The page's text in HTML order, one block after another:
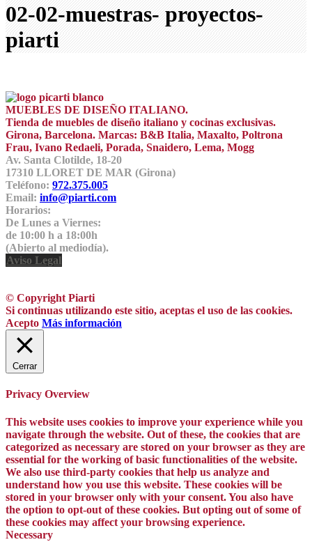
02-02-muestras- proyectos-
piarti
MUEBLES DE DISEÑO ITALIANO.
Tienda de muebles de diseño italiano y cocinas exclusivas.
Girona, Barcelona. Marcas: B&B Italia, Maxalto, Poltrona
Frau, Ivano Redaeli, Porada, Snaidero, Lema, Mogg
Av. Santa Clotilde, 18-20
17310 LLORET DE MAR (Girona)
Teléfono: 972.375.005
Email: info@piarti.com
Horarios:
De Lunes a Viernes:
de 10:00 h a 18:00h
(Abierto al mediodía).
Aviso Legal
© Copyright Piarti
Si continuas utilizando este sitio, aceptas el uso de las cookies.
Acepto Más información
Cerrar
Privacy Overview
This website uses cookies to improve your experience while you
navigate through the website. Out of these, the cookies that are
categorized as necessary are stored on your browser as they are
essential for the working of basic functionalities of the website.
We also use third-party cookies that help us analyze and
understand how you use this website. These cookies will be
stored in your browser only with your consent. You also have
the option to opt-out of these cookies. But opting out of some of
these cookies may affect your browsing experience.
Necessary